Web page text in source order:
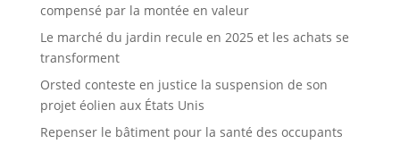
compensé par la montée en valeur
Le marché du jardin recule en 2025 et les achats se
transforment
Orsted conteste en justice la suspension de son
projet éolien aux États Unis
Repenser le bâtiment pour la santé des occupants